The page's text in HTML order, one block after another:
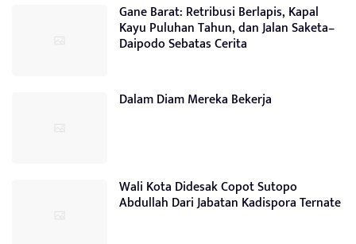
Gane Barat: Retribusi Berlapis, Kapal
Kayu Puluhan Tahun, dan Jalan Saketa–
Daipodo Sebatas Cerita
Dalam Diam Mereka Bekerja
Wali Kota Didesak Copot Sutopo
Abdullah Dari Jabatan Kadispora Ternate